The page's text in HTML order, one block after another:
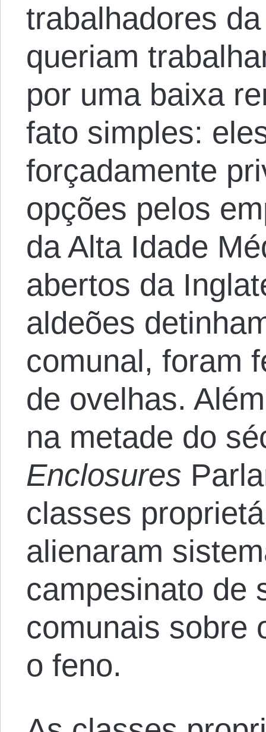
trabalhadores
queriam
por uma baixa
fato simples:
forçadamente
opções pelos
da Alta Idade
abertos da
aldeões
comunal, foram
de ovelhas.
na metade do
Enclosures
classes
alienaram
campesinato de
comunais sobre
o feno.